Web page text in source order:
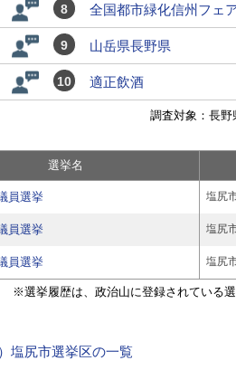
8 全国都市緑化信州フェ
9 山岳県長野県
10 適正飲酒
調査対象：長野
選挙名
員選挙 塩尻
員選挙 塩尻
員選挙 塩尻
※選挙履歴は、政治山に登録されている選
塩尻市選挙区の一覧